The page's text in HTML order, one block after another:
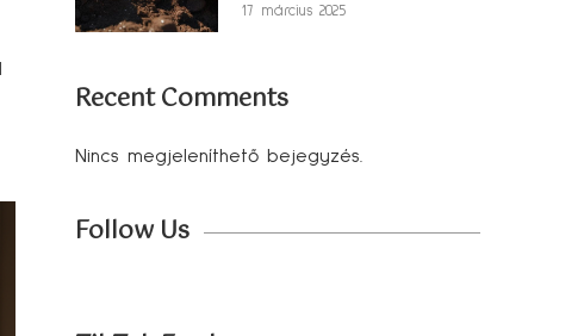
17 március 2025
Recent Comments
Nincs megjeleníthető bejegyzés.
Follow Us